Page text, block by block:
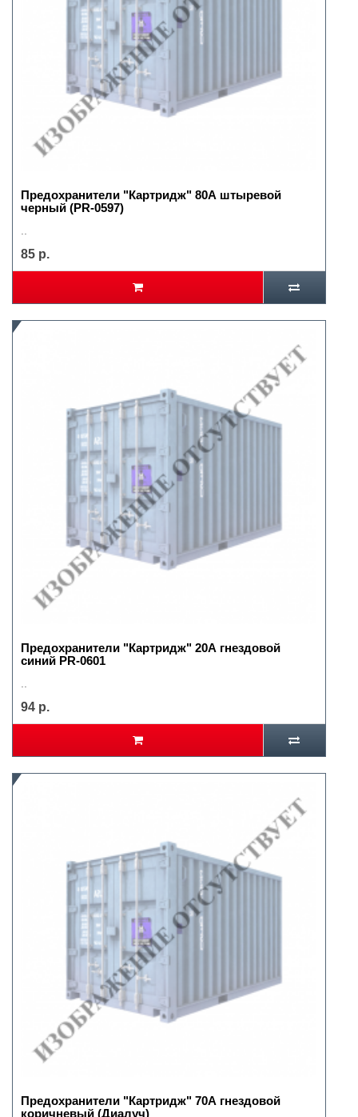
Предохранители "Картридж" 80А штыревой
черный (PR-0597)
85 р.
Предохранители "Картридж" 20А гнездовой
синий PR-0601
94 р.
Предохранители "Картридж" 70А гнездовой
коричневый (Диалуч)